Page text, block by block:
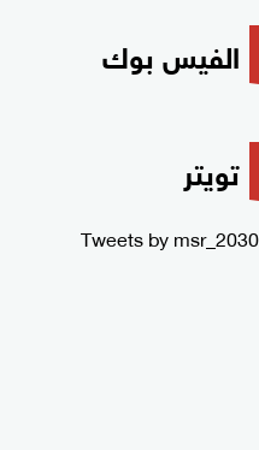
الفيس بوك
تويتر
Tweets by msr_2030